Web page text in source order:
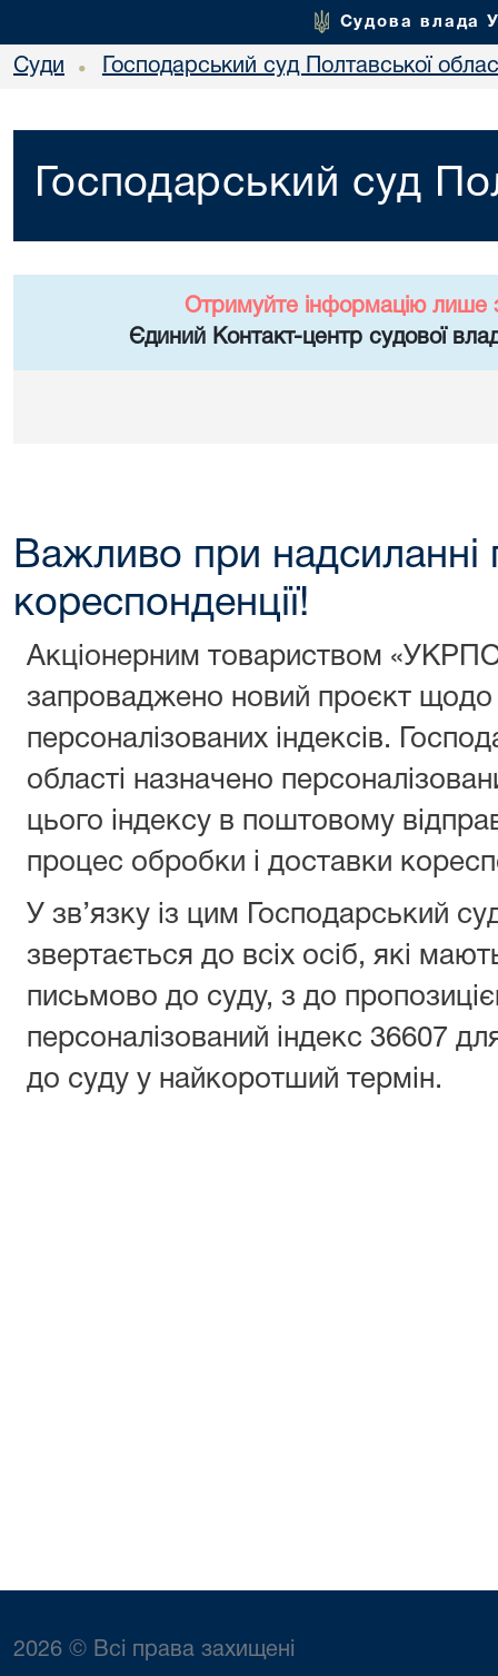
Судова влада
Суди • Господарський суд Полтавської
Господарський суд
Отримуйте інформацію лише
Єдиний Контакт-центр судової
Важливо при надсиланні
кореспонденції!
Акціонерним товариством
запроваджено новий проєкт щодо
персоналізованих індексів.
області назначено
цього індексу в поштовому
процес обробки і доставки
У зв’язку із цим Господарський
звертається до всіх осіб, які
письмово до суду, з до
персоналізований індекс 36607
до суду у найкоротший термін.
2026 © Всі права захищені